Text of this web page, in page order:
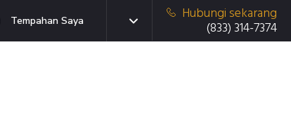
Tempahan Saya
Hubungi sekarang
(833) 314-7374